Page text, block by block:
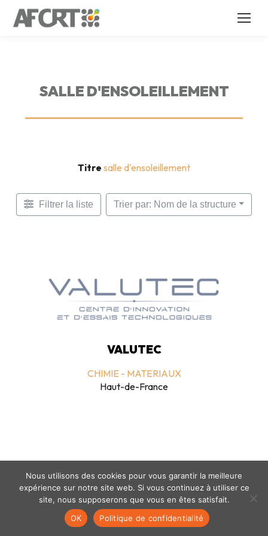
SALLE D'ENSOLEILLEMENT
Titre salle d'ensoleillement
Filtrer la liste Trier par: Nom de la structure
VALUTEC
CHIMIE - MATERIAUX
Haut-de-France
Mentions légales- politique de confidentialité- © coclico 2026
Nous utilisons des cookies pour vous garantir la meilleure
expérience sur notre site web. Si vous continuez à utiliser ce
site, nous supposerons que vous en êtes satisfait.
OK
Politique de confidentialité